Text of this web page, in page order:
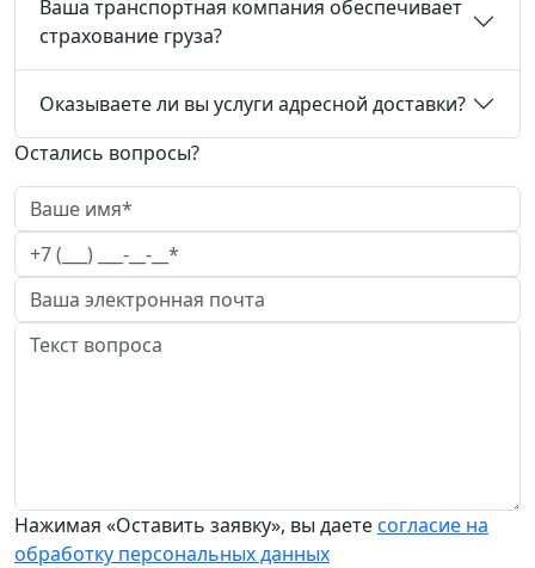
Ваша транспортная компания обеспечивает
страхование груза?
Оказываете ли вы услуги адресной доставки?
Остались вопросы?
Нажимая «Оставить заявку», вы даетесогласие на
обработку персональных данных